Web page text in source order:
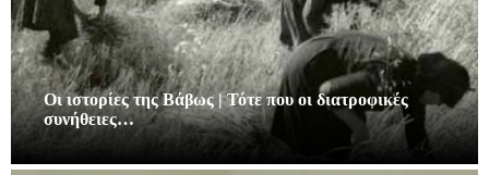
Οι ιστορίες της Βάβως | Τότε που οι διατροφικές
συνήθειες…